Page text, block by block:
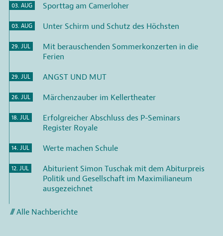
03. AUG Sporttag am Camerloher
03. AUG Unter Schirm und Schutz des Höchsten
29. JUL
Mit berauschenden Sommerkonzerten in die
Ferien
29. JUL ANGST UND MUT
26. JUL Märchenzauber im Kellertheater
18. JUL
Erfolgreicher Abschluss des P-Seminars
Register Royale
14. JUL Werte machen Schule
12. JUL
Abiturient Simon Tuschak mit dem Abiturpreis
Politik und Gesellschaft im Maximilianeum
ausgezeichnet
Alle Nachberichte